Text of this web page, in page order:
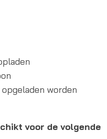
worden
voor de volgende